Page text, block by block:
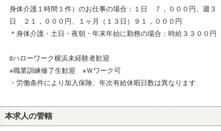
身体介護１時間１件）のお仕事の場合：１日 ７，０００円、週３
日 ２１，０００円、１ヶ月（１３日）９１，０００円
＊身体介護・土日・夜朝・年末年始に勤務の場合：時給３３００円
♯ハローワーク横浜未経験者歓迎
※職業訓練修了生歓迎 ※Ｗワーク可
・労働条件により加入保険、年次有給休暇日数は異なります
本求人の管轄